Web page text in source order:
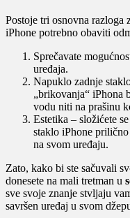
Postoje tri osnovna razloga
iPhone potrebno obaviti
Sprečavate
uređaja.
Napuklo zadnje
„brikovanja“ iPhona
vodu niti na prašinu
Estetika – složićete
staklo iPhone
na svom uređaju.
Zato, kako bi ste sačuvali
donesete na mali tretman u
sve svoje znanje stvljaju
savršen uređaj u svom